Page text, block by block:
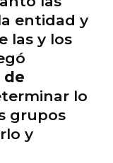
entidad y
las y los
de
lo
grupos
y